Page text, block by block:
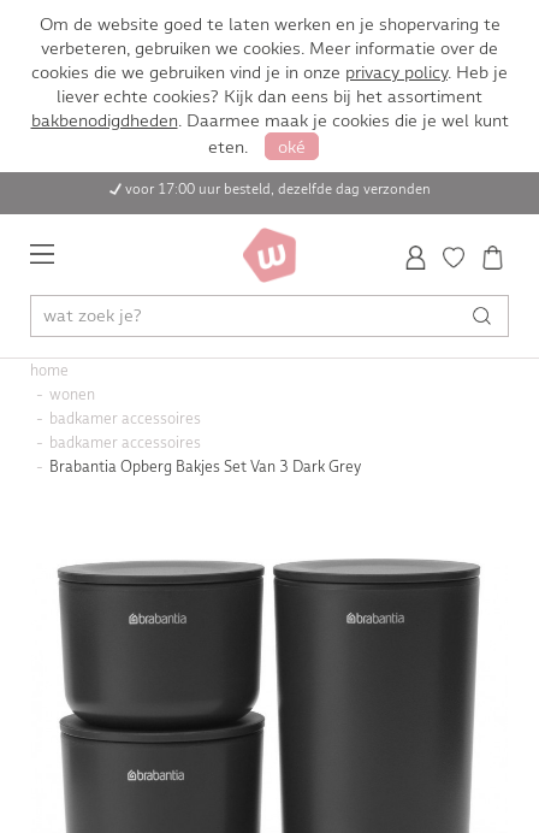
Om de website goed te laten werken en je shopervaring te
verbeteren, gebruiken we cookies. Meer informatie over de
cookies die we gebruiken vind je in onze privacy policy. Heb je
liever echte cookies? Kijk dan eens bij het assortiment
bakbenodigdheden. Daarmee maak je cookies die je wel kunt
eten.
oké
voor 17:00 uur besteld, dezelfde dag verzonden
home
wonen
badkamer accessoires
badkamer accessoires
Brabantia Opberg Bakjes Set Van 3 Dark Grey